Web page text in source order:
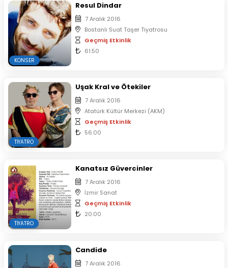
KONSER
Resul Dindar
7 Aralık 2016
Bostanlı Suat Taşer Tiyatrosu
Geçmiş Etkinlik
61.50
TIYATRO
Uşak Kral ve Ötekiler
7 Aralık 2016
Atatürk Kültür Merkezi (AKM)
Geçmiş Etkinlik
56.00
TIYATRO
Kanatsız Güvercinler
7 Aralık 2016
İzmir Sanat
Geçmiş Etkinlik
20.00
Candide
7 Aralık 2016